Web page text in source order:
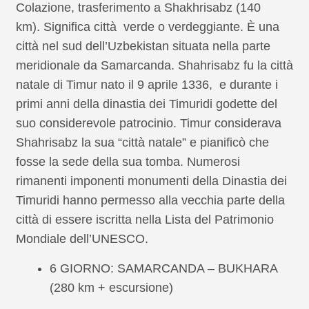
Colazione, trasferimento a Shakhrisabz (140
km). Significa città verde o verdeggiante. È una
città nel sud dell’Uzbekistan situata nella parte
meridionale da Samarcanda. Shahrisabz fu la città
natale di Timur nato il 9 aprile 1336, e durante i
primi anni della dinastia dei Timuridi godette del
suo considerevole patrocinio. Timur considerava
Shahrisabz la sua “città natale” e pianificò che
fosse la sede della sua tomba. Numerosi
rimanenti imponenti monumenti della Dinastia dei
Timuridi hanno permesso alla vecchia parte della
città di essere iscritta nella Lista del Patrimonio
Mondiale dell’UNESCO.
6 GIORNO: SAMARCANDA – BUKHARA
(280 km + escursione)